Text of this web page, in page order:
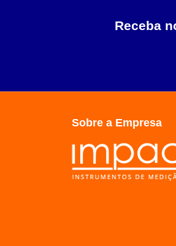
Receba
Sobre a Empresa